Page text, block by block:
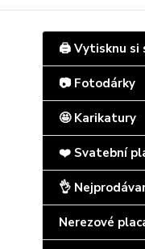
🖨️ Vytisknu si
📷 Fotodárky
🤩 Karikatury
❤️ Svatební
👌
Nerezové